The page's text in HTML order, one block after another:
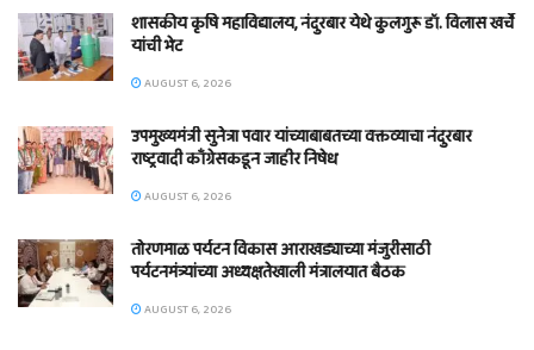
शासकीय कृषि महाविद्यालय, नंदुरबार येथे कुलगुरू डॉ. विलास खर्चे
यांची भेट
AUGUST 6, 2026
उपमुख्यमंत्री सुनेत्रा पवार यांच्याबाबतच्या वक्तव्याचा नंदुरबार
राष्ट्रवादी काँग्रेसकडून जाहीर निषेध
AUGUST 6, 2026
तोरणमाळ पर्यटन विकास आराखड्याच्या मंजुरीसाठी
पर्यटनमंत्र्यांच्या अध्यक्षतेखाली मंत्रालयात बैठक
AUGUST 6, 2026